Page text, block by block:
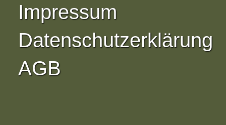
Impressum
Datenschutzerklärung
AGB